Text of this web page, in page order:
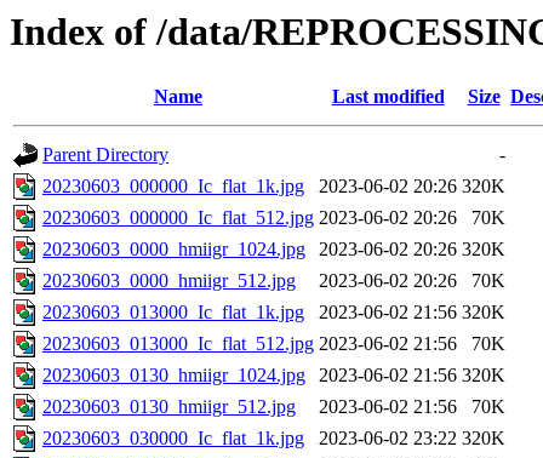
Index of /data/
Name Last modified Size
Parent Directory
-
20230603_000000_Ic_flat_1k.jpg
2023-06-02 20:26 320K
20230603_000000_Ic_flat_512.jpg 2023-06-02 20:26
70K
20230603_0000_hmiigr_1024.jpg
2023-06-02 20:26 320K
20230603_0000_hmiigr_512.jpg
2023-06-02 20:26
70K
20230603_013000_Ic_flat_1k.jpg
2023-06-02 21:56 320K
20230603_013000_Ic_flat_512.jpg 2023-06-02 21:56
70K
20230603_0130_hmiigr_1024.jpg
2023-06-02 21:56 320K
20230603_0130_hmiigr_512.jpg
2023-06-02 21:56
70K
20230603_030000_Ic_flat_1k.jpg
2023-06-02 23:22 320K